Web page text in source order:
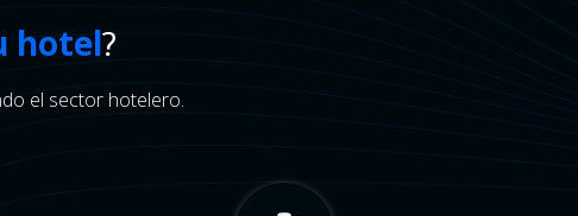
hotel?
el sector hotelero.